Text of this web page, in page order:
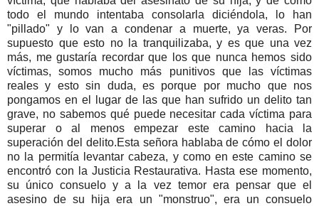
todo el mundo intentaba consolarla diciéndola, lo han
"pillado" y lo van a condenar a muerte, ya veras. Por
supuesto que esto no la tranquilizaba, y es que una vez
más, me gustaría recordar que los que nunca hemos sido
víctimas, somos mucho más punitivos que las víctimas
reales y esto sin duda, es porque por mucho que nos
pongamos en el lugar de las que han sufrido un delito tan
grave, no sabemos qué puede necesitar cada víctima para
superar o al menos empezar este camino hacia la
superación del delito.Esta señora hablaba de cómo el dolor
no la permitía levantar cabeza, y como en este camino se
encontró con la Justicia Restaurativa. Hasta ese momento,
su único consuelo y a la vez temor era pensar que el
asesino de su hija era un "monstruo", era un consuelo